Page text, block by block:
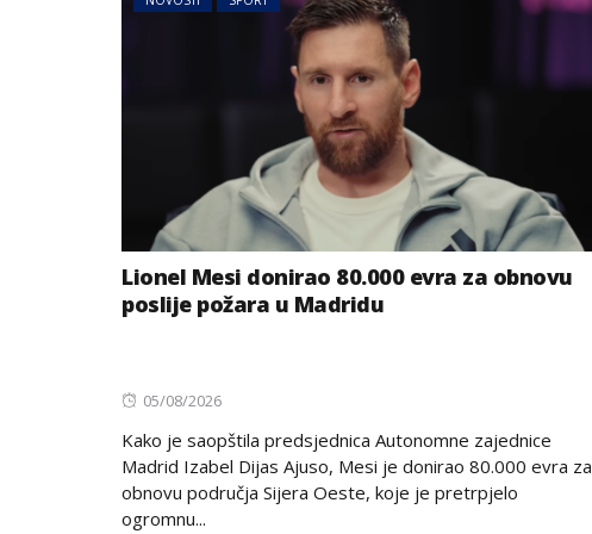
Lionel Mesi donirao 80.000 evra za obnovu
poslije požara u Madridu
Posted
05/08/2026
Kako je saopštila predsjednica Autonomne zajednice
Madrid Izabel Dijas Ajuso, Mesi je donirao 80.000 evra za
obnovu područja Sijera Oeste, koje je pretrpjelo
ogromnu...